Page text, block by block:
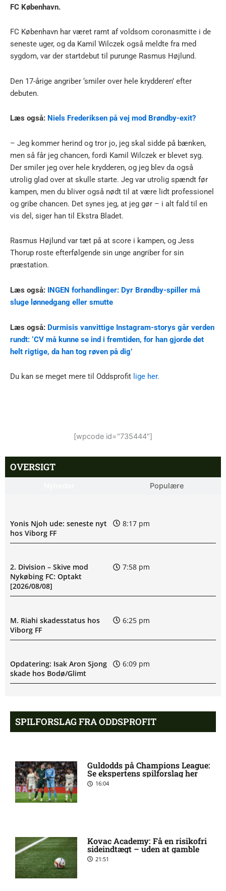
FC København.
FC København har været ramt af voldsom coronasmitte i de
seneste uger, og da Kamil Wilczek også meldte fra med
sygdom, var der startdebut til purunge Rasmus Højlund.
Den 17-årige angriber ‘smiler over hele krydderen’ efter
debuten.
Læs også: Niels Frederiksen på vej mod Brøndby-exit?
– Jeg kommer herind og tror jo, jeg skal sidde på bænken,
men så får jeg chancen, fordi Kamil Wilczek er blevet syg.
Der smiler jeg over hele krydderen, og jeg blev da også
utrolig glad over at skulle starte. Jeg var utrolig spændt før
kampen, men du bliver også nødt til at være lidt professionel
og gribe chancen. Det synes jeg, at jeg gør – i alt fald til en
vis del, siger han til Ekstra Bladet.
Rasmus Højlund var tæt på at score i kampen, og Jess
Thorup roste efterfølgende sin unge angriber for sin
præstation.
Læs også: INGEN forhandlinger: Dyr Brøndby-spiller må
sluge lønnedgang eller smutte
Læs også: Durmisis vanvittige Instagram-storys går verden
rundt: ‘CV må kunne se ind i fremtiden, for han gjorde det
helt rigtige, da han tog røven på dig’
Du kan se meget mere til Oddsprofit lige her.
[wpcode id="735444"]
OVERSIGT
Populære
Yonis Njoh ude: seneste nyt
hos Viborg FF
8:17 pm
2. Division – Skive mod
Nykøbing FC: Optakt
[2026/08/08]
7:58 pm
M. Riahi skadesstatus hos
Viborg FF
6:25 pm
Opdatering: Isak Aron Sjong
skade hos Bodø/Glimt
6:09 pm
Bodo/Glimt: Optakt,
forventede opstillinger,
2. Division – VSK Århus mod
Fremad Amager: Optakt,
skader og karantæner
12:26 pm
1. Division – Hobro IK mod
AB: Optakt, skader og
karantæner [2026/08/08]
9:11 am
SPILFORSLAG FRA ODDSPROFIT
Guldodds på Champions League:
Se ekspertens spilforslag her
16:04
Kovac Academy: Få en risikofri
sideindtægt – uden at gamble
21:51